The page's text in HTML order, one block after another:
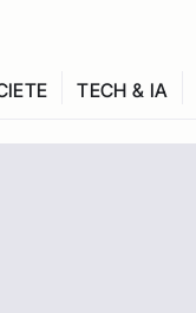
TECH & IA